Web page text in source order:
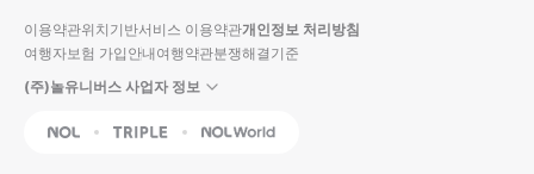
이용약관위치기반서비스 이용약관개인정보 처리방침
여행자보험 가입안내여행약관분쟁해결기준
(주)놀유니버스 사업자 정보
NOL Triple Interpark Global